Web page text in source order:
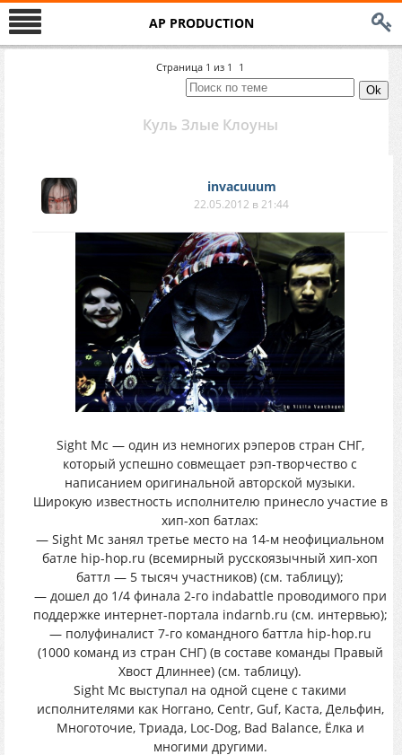
AP PRODUCTION
Страница 1 из 1 1
Куль Злые Клоуны
invacuuum
22.05.2012 в 21:44
Sight Mc — один из немногих рэперов стран СНГ,
который успешно совмещает рэп-творчество с
написанием оригинальной авторской музыки.
Широкую известность исполнителю принесло участие в
хип-хоп батлах:
— Sight Mc занял третье место на 14-м неофициальном
батле hip-hop.ru (всемирный русскоязычный хип-хоп
баттл — 5 тысяч участников) (см. таблицу);
— дошел до 1/4 финала 2-го indabattle проводимого при
поддержке интернет-портала indarnb.ru (см. интервью);
— полуфиналист 7-го командного баттла hip-hop.ru
(1000 команд из стран СНГ) (в составе команды Правый
Хвост Длиннее) (см. таблицу).
Sight Mc выступал на одной сцене с такими
исполнителями как Ноггано, Centr, Guf, Каста, Дельфин,
Многоточие, Триада, Loc-Dog, Bad Balance, Ёлка и
многими другими.